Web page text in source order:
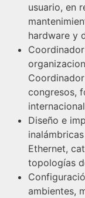
usuario, en
hardware y
congresos,
Diseño e
Ethernet,
topologías
ambientes,